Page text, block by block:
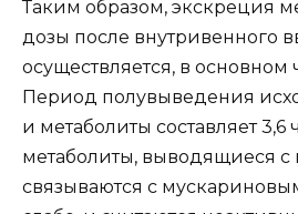
Таким образом, экскреция
дозы после внутривенного
осуществляется, в основном
Период полувыведения
и метаболиты составляет 3,6
метаболиты, выводящиеся с
связываются с